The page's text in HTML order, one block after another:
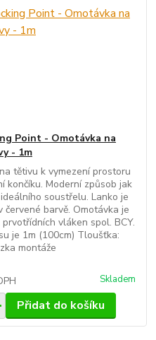
Point - Omotávka na
- 1m
tětivu k vymezení prostoru
končíku. Moderní způsob jak
soustřelu. Lanko je
červené barvě. Omotávka je
vláken spol. BCY.
je 1m (100cm) Tloušťka:
montáže
Skladem
Přidat do košíku